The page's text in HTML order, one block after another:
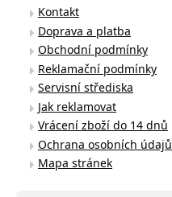
Kontakt
Doprava a platba
Obchodní podmínky
Reklamační podmínky
Servisní střediska
Jak reklamovat
Vrácení zboží do 14 dnů
Ochrana osobních údajů
Mapa stránek